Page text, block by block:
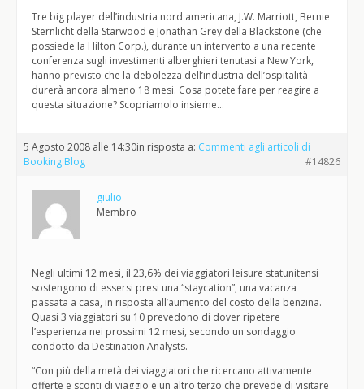
Tre big player dell’industria nord americana, J.W. Marriott, Bernie
Sternlicht della Starwood e Jonathan Grey della Blackstone (che
possiede la Hilton Corp.), durante un intervento a una recente
conferenza sugli investimenti alberghieri tenutasi a New York,
hanno previsto che la debolezza dell’industria dell’ospitalità
durerà ancora almeno 18 mesi. Cosa potete fare per reagire a
questa situazione? Scopriamolo insieme…
5 Agosto 2008 alle 14:30in risposta a: Commenti agli articoli di
Booking Blog
#14826
giulio
Membro
Negli ultimi 12 mesi, il 23,6% dei viaggiatori leisure statunitensi
sostengono di essersi presi una “staycation”, una vacanza
passata a casa, in risposta all’aumento del costo della benzina.
Quasi 3 viaggiatori su 10 prevedono di dover ripetere
l’esperienza nei prossimi 12 mesi, secondo un sondaggio
condotto da Destination Analysts.
“Con più della metà dei viaggiatori che ricercano attivamente
offerte e sconti di viaggio e un altro terzo che prevede di visitare